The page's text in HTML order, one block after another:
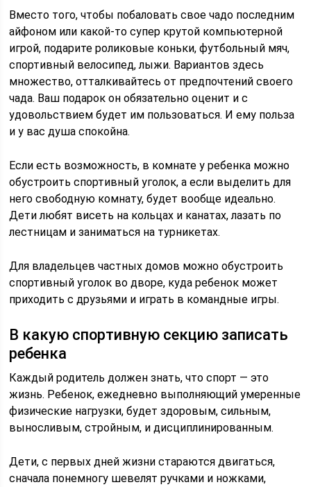
Вместо того, чтобы побаловать свое чадо последним
айфоном или какой-то супер крутой компьютерной
игрой, подарите роликовые коньки, футбольный мяч,
спортивный велосипед, лыжи. Вариантов здесь
множество, отталкивайтесь от предпочтений своего
чада. Ваш подарок он обязательно оценит и с
удовольствием будет им пользоваться. И ему польза
и у вас душа спокойна.
Если есть возможность, в комнате у ребенка можно
обустроить спортивный уголок, а если выделить для
него свободную комнату, будет вообще идеально.
Дети любят висеть на кольцах и канатах, лазать по
лестницам и заниматься на турникетах.
Для владельцев частных домов можно обустроить
спортивный уголок во дворе, куда ребенок может
приходить с друзьями и играть в командные игры.
В какую спортивную секцию записать
ребенка
Каждый родитель должен знать, что спорт — это
жизнь. Ребенок, ежедневно выполняющий умеренные
физические нагрузки, будет здоровым, сильным,
выносливым, стройным, и дисциплинированным.
Дети, с первых дней жизни стараются двигаться,
сначала понемногу шевелят ручками и ножками,